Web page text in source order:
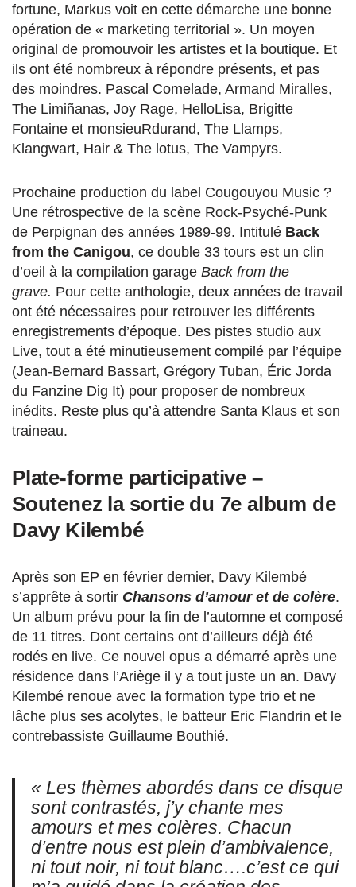
fortune, Markus voit en cette démarche une bonne
opération de « marketing territorial ». Un moyen
original de promouvoir les artistes et la boutique. Et
ils ont été nombreux à répondre présents, et pas
des moindres. Pascal Comelade, Armand Miralles,
The Limiñanas, Joy Rage, HelloLisa, Brigitte
Fontaine et monsieuRdurand, The Llamps,
Klangwart, Hair & The lotus, The Vampyrs.
Prochaine production du label Cougouyou Music ?
Une rétrospective de la scène Rock-Psyché-Punk
de Perpignan des années 1989-99. Intitulé Back
from the Canigou, ce double 33 tours est un clin
d’oeil à la compilation garage Back from the
grave. Pour cette anthologie, deux années de travail
ont été nécessaires pour retrouver les différents
enregistrements d’époque. Des pistes studio aux
Live, tout a été minutieusement compilé par l’équipe
(Jean-Bernard Bassart, Grégory Tuban, Éric Jorda
du Fanzine Dig It) pour proposer de nombreux
inédits. Reste plus qu’à attendre Santa Klaus et son
traineau.
Plate-forme participative –
Soutenez la sortie du 7e album de
Davy Kilembé
Après son EP en février dernier, Davy Kilembé
s’apprête à sortir Chansons d’amour et de colère.
Un album prévu pour la fin de l’automne et composé
de 11 titres. Dont certains ont d’ailleurs déjà été
rodés en live. Ce nouvel opus a démarré après une
résidence dans l’Ariège il y a tout juste un an. Davy
Kilembé renoue avec la formation type trio et ne
lâche plus ses acolytes, le batteur Eric Flandrin et le
contrebassiste Guillaume Bouthié.
« Les thèmes abordés dans ce disque
sont contrastés, j’y chante mes
amours et mes colères. Chacun
d’entre nous est plein d’ambivalence,
ni tout noir, ni tout blanc….c’est ce qui